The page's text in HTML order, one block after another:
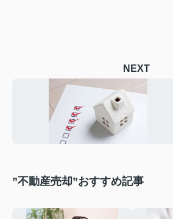
NEXT
”不動産売却”おすすめ記事